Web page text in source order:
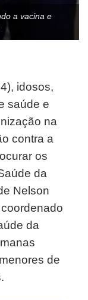
a vacina e
idosos,
saúde e
na
contra a
os
da
Nelson
da
de